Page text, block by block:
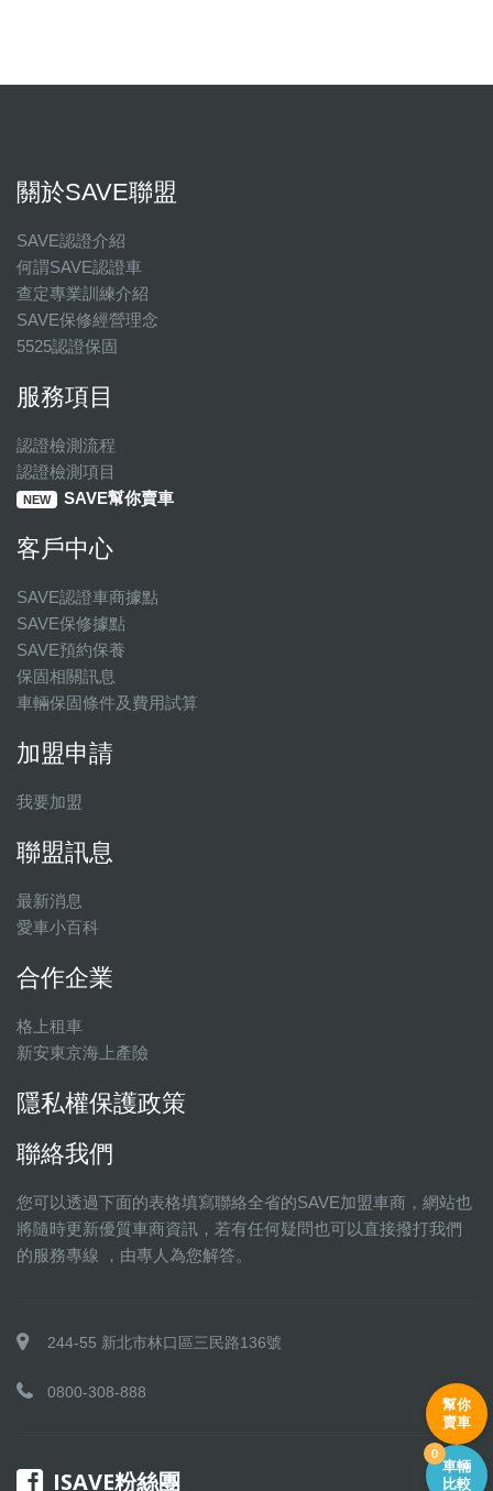
關於SAVE聯盟
SAVE認證介紹
何謂SAVE認證車
查定專業訓練介紹
SAVE保修經營理念
5525認證保固
服務項目
認證檢測流程
認證檢測項目
NEW SAVE幫你賣車
客戶中心
SAVE認證車商據點
SAVE保修據點
SAVE預約保養
保固相關訊息
車輛保固條件及費用試算
加盟申請
我要加盟
聯盟訊息
最新消息
愛車小百科
合作企業
格上租車
新安東京海上產險
隱私權保護政策
聯絡我們
您可以透過下面的表格填寫聯絡全省的SAVE加盟車商，網站也
將隨時更新優質車商資訊，若有任何疑問也可以直接撥打我們
的服務專線 ，由專人為您解答。
244-55 新北市林口區三民路136號
0800-308-888
ISAVE粉絲團
幫你
賣車
車輛
比較
0